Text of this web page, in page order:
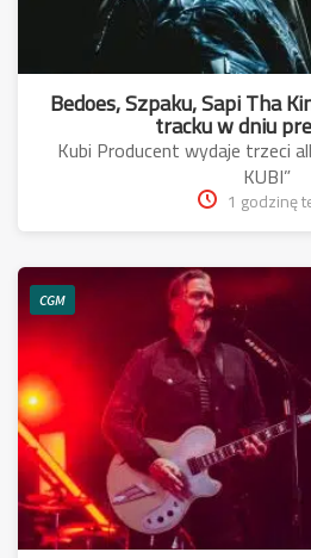
Bedoes, Szpaku, Sapi Tha
Kubi Producent wydaje trzeci
KUBI”
1 godzinę
CGM